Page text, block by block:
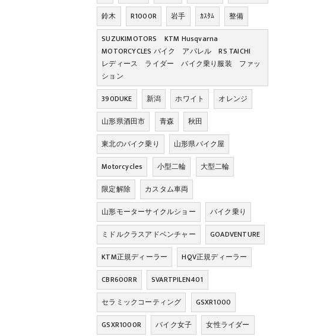
鈴木
R1000R 岩手 ｶｽﾀﾑ
整備
SUZUKIMOTORS KTM Husqvarna
MOTORCYCLES バイク アパレル RS TAICHI
レディース ライダー バイク乗り服装 ファッ
ション
390DUKE
新潟 ホワイト
オレンジ
山形県酒田市
青森
秋田
東北のバイク乗り
山形県バイク屋
Motorcycles
小型二輪
大型二輪
限定解除
カスタム車両
山形モーターサイクルショー
バイク乗り
ミドルクラスアドベンチャー
GOADVENTURE
KTM正規ディーラー
HQV正規ディーラー
CBR600RR
SVARTPILEN401
セラミックコーティング
GSXR1000
GSXR1000R
バイク女子 女性ライダー